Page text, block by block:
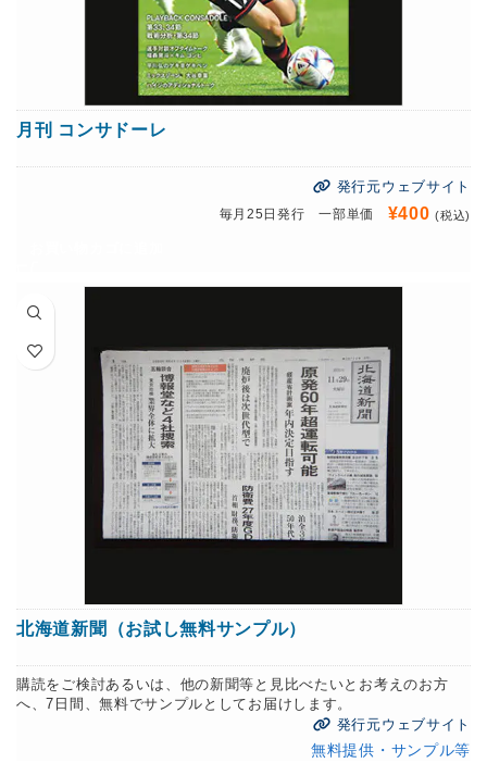
月刊 コンサドーレ
発行元ウェブサイト
毎月25日発行 一部単価 ¥400 (税込)
北海道新聞（お試し無料サンプル）
購読をご検討あるいは、他の新聞等と見比べたいとお考えのお方
へ、7日間、無料でサンプルとしてお届けします。
発行元ウェブサイト
無料提供・サンプル等